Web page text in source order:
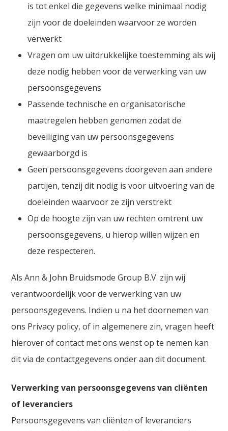
is tot enkel die gegevens welke minimaal nodig
zijn voor de doeleinden waarvoor ze worden
verwerkt
Vragen om uw uitdrukkelijke toestemming als wij
deze nodig hebben voor de verwerking van uw
persoonsgegevens
Passende technische en organisatorische
maatregelen hebben genomen zodat de
beveiliging van uw persoonsgegevens
gewaarborgd is
Geen persoonsgegevens doorgeven aan andere
partijen, tenzij dit nodig is voor uitvoering van de
doeleinden waarvoor ze zijn verstrekt
Op de hoogte zijn van uw rechten omtrent uw
persoonsgegevens, u hierop willen wijzen en
deze respecteren.
Als Ann & John Bruidsmode Group B.V. zijn wij
verantwoordelijk voor de verwerking van uw
persoonsgegevens. Indien u na het doornemen van
ons Privacy policy, of in algemenere zin, vragen heeft
hierover of contact met ons wenst op te nemen kan
dit via de contactgegevens onder aan dit document.
Verwerking van persoonsgegevens van cliënten
of leveranciers
Persoonsgegevens van cliënten of leveranciers